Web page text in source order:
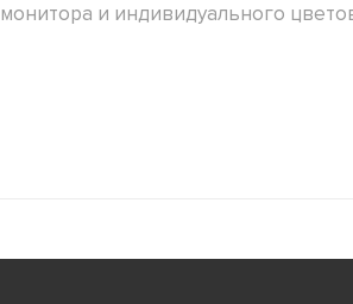
монитора и индивидуального